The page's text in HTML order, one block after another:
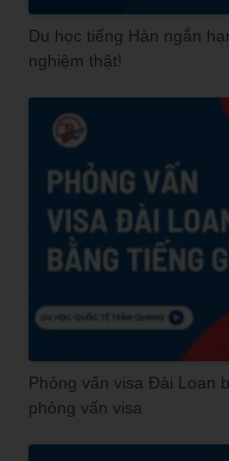
Du học tiếng Hàn ngắn
nghiệm thật!
Phỏng vấn visa Đài Loan
phỏng vấn visa